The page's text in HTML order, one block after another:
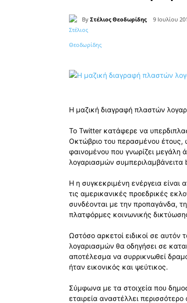
By Στέλιος Θεοδωρίδης 9 Ιουλίου
Κοινοποίηση
Η μαζική διαγραφή πλαστών
Το Twitter κατάφερε να
Οκτώβριο του περασμένου έτους,
φαινομένου που γνωρίζει μεγάλη
λογαριασμών
Η η συγκεκριμένη ενέργεια
τις αμερικανικές προεδρικές
συνδέονται με την προπαγάνδα,
πλατφόρμες κοινωνικής
Ωστόσο αρκετοί ειδικοί σε
λογαριασμών θα οδηγήσει σε
αποτέλεσμα να συρρικνωθεί
ήταν εικονικός και ψεύτικος.
Σύμφωνα με τα στοιχεία που
εταιρεία αναστέλλει